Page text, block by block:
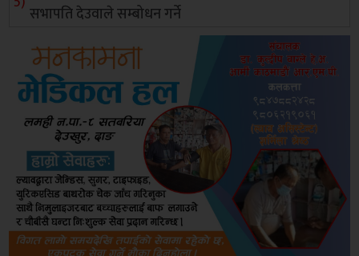
सभापति देउवाले सम्बोधन गर्ने